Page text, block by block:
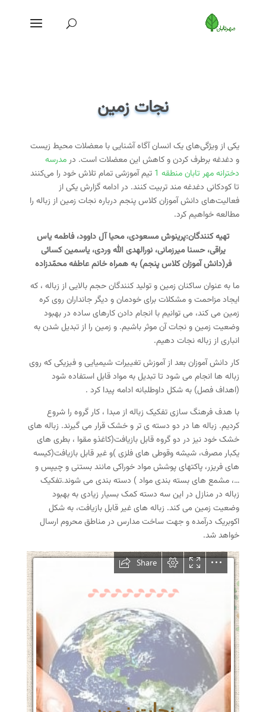
نجات زمین
یکی از ویژگی‌های یک انسان آگاه آشنایی با معضلات محیط زیست
و دغدغه برطرف کردن و کاهش این معضلات است. درمدرسه
دخترانه مهر تابان منطقه 1
تیم آموزشی تمام تلاش خود را می‌کنند
تا کودکانی دغدغه مند تربیت کنند. در ادامه گزارش یکی از
فعالیت‌های دانش آموزان کلاس پنجم درباره نجات زمین از زباله را
مطالعه خواهیم کرد.
تهیه کنندگان:پرینوش مسعودی، محیا آل داوود، فاطمه یاس
یراقی، حسنا میرزمانی، نورالهدی الله وردی، یاسمین کسائی
فر(دانش آموزان کلاس پنجم) به همراه خانم عاطفه محمّدزاده
ما به عنوان ساکنان زمین و تولید کنندگان حجم بالایی از زباله ، که
ایجاد مزاحمت و مشکلات برای خودمان و دیگر جانداران روی کره
زمین می کند، می توانیم با انجام دادن کارهای ساده در بهبود
وضعیت زمین و نجات آن موثر باشیم. و زمین را از تبدیل شدن به
انباری از زباله نجات دهیم.
کار دانش آموزان بعد از آموزش تغییرات شیمیایی و فیزیکی که روی
زباله ها انجام می شود تا تبدیل به مواد قابل استفاده شود
(اهداف فصل) به شکل داوطلبانه ادامه پیدا کرد .
با هدف فرهنگ سازی تفکیک زباله از مبدا ، کار گروه را شروع
کردیم. زباله ها در دو دسته ی تر و خشک قرار می گیرند. زباله های
خشک خود نیز در دو گروه قابل بازیافت(کاغذو مقوا ، بطری های
یکبار مصرف، شیشه وقوطی های فلزی )و غیر قابل بازیافت(کیسه
های فریزر، پاکتهای پوشش مواد خوراکی مانند بستنی و چیپس و
…، مشمع های بسته بندی مواد ) دسته بندی می شوند.تفکیک
زباله در منازل در این سه دسته کمک بسیار زیادی به بهبود
وضعیت زمین می کند. زباله های غیر قابل بازیافت، به شکل
اکوبریک درآمده و جهت ساخت مدارس در مناطق محروم ارسال
خواهد شد.